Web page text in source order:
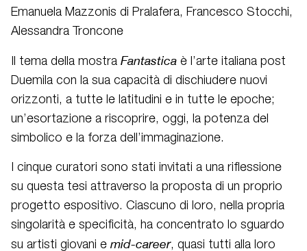
Emanuela Mazzonis di Pralafera, Francesco Stocchi,
Alessandra Troncone
Il tema della mostra Fantastica è l’arte italiana post
Duemila con la sua capacità di dischiudere nuovi
orizzonti, a tutte le latitudini e in tutte le epoche;
un’esortazione a riscoprire, oggi, la potenza del
simbolico e la forza dell’immaginazione.
I cinque curatori sono stati invitati a una riflessione
su questa tesi attraverso la proposta di un proprio
progetto espositivo. Ciascuno di loro, nella propria
singolarità e specificità, ha concentrato lo sguardo
su artisti giovani e mid-career, quasi tutti alla loro